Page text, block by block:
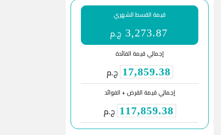
قيمة القسط الشهري
3,273.87 ج.م
إجمالي قيمة الفائدة
17,859.38 ج.م
إجمالي قيمة القرض + الفوائد
117,859.38 ج.م